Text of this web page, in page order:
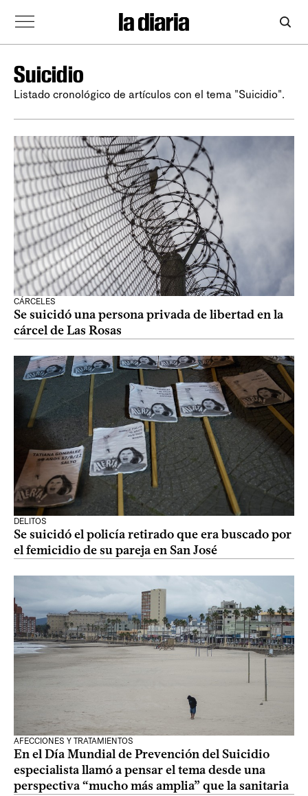
Suicidio
Listado cronológico de artículos con el tema "Suicidio".
CÁRCELES
Se suicidó una persona privada de libertad en la
cárcel de Las Rosas
DELITOS
Se suicidó el policía retirado que era buscado por
el femicidio de su pareja en San José
AFECCIONES Y TRATAMIENTOS
En el Día Mundial de Prevención del Suicidio
especialista llamó a pensar el tema desde una
perspectiva “mucho más amplia” que la sanitaria